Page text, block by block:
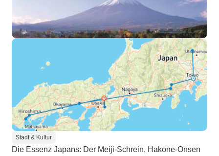
Stadt & Kultur
Die Essenz Japans: Der Meiji-Schrein, Hakone-Onsen